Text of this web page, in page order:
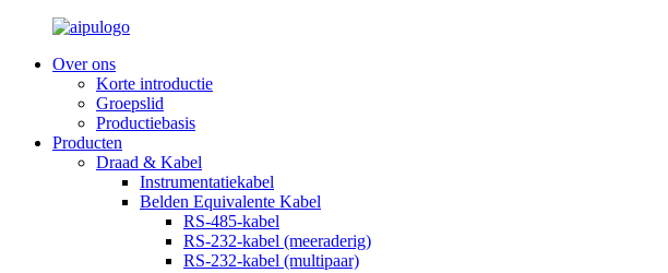
Over ons
Korte introductie
Groepslid
Productiebasis
Producten
Draad & Kabel
Instrumentatiekabel
Belden Equivalente Kabel
RS-485-kabel
RS-232-kabel (meeraderig)
RS-232-kabel (multipaar)